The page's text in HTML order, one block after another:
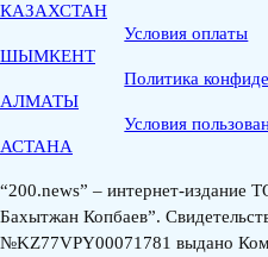
КАЗАХСТАН
ШЫМКЕНТ
АЛМАТЫ
АСТАНА
Условия оплаты
Политика
Условия
“200.news” – интернет-издание
Бахытжан Копбаев”.
№KZ77VPY00071781 выдано